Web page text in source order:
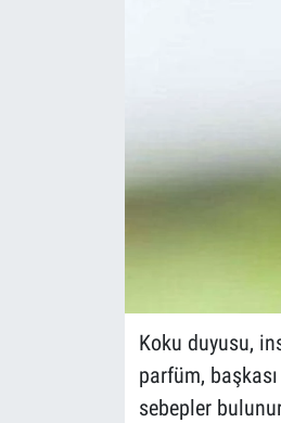
Koku duyusu,
parfüm,
sebepler